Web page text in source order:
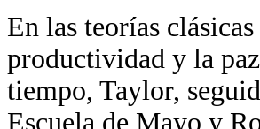
En las teorías
productividad y la
tiempo, Taylor,
Escuela de Mayo y